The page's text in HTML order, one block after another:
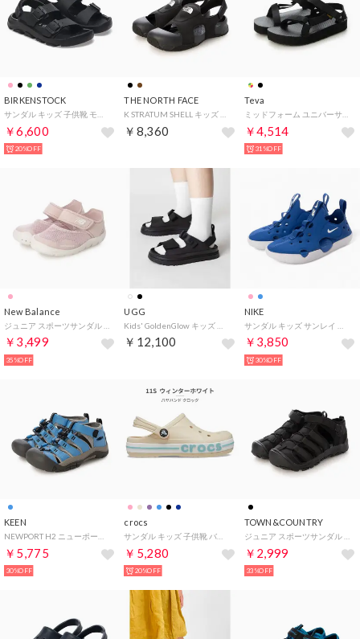
BIRKENSTOCK
￥6,600
20%OFF
THE NORTH FACE
￥8,360
Teva
ミッドフォーム ユニバーサル サンダル （ブラック）
￥4,514
31%OFF
New Balance
￥3,499
35%OFF
UGG
￥12,100
NIKE
￥3,850
30%OFF
KEEN
￥5,775
30%OFF
crocs
￥5,280
20%OFF
TOWN&COUNTRY
￥2,999
33%OFF